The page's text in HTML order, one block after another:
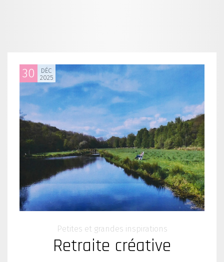
30
DÉC
2025
Petites et grandes inspirations
Retraite créative